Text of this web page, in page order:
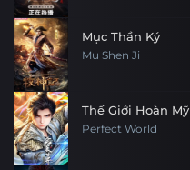
Mục Thần Ký
Mu Shen Ji
Thế Giới Hoàn Mỹ
Perfect World